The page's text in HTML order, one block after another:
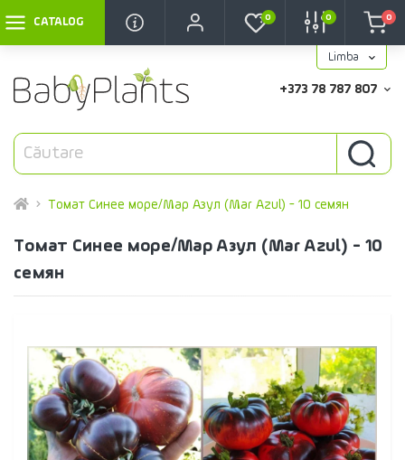
CATALOG
Limba
0 0 0
+373 78 787 807
Томат Синее море/Мар Азул (Mar Azul) - 10 семян
Томат Синее море/Мар Азул (Mar Azul) - 10
семян